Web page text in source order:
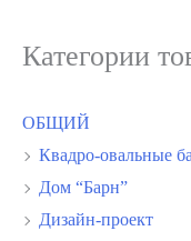
Категории
ОБЩИЙ
Квадро-овальные
Дом “Барн”
Дизайн-проект